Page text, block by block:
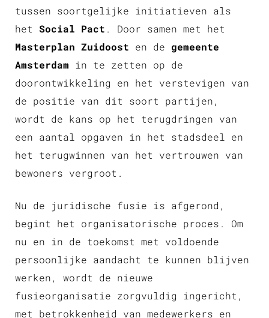
tussen soortgelijke initiatieven als
het Social Pact . Door samen met het
Masterplan Zuidoost en de gemeente
Amsterdam in te zetten op de
doorontwikkeling en het verstevigen van
de positie van dit soort partijen,
wordt de kans op het terugdringen van
een aantal opgaven in het stadsdeel en
het terugwinnen van het vertrouwen van
bewoners vergroot.
Nu de juridische fusie is afgerond,
begint het organisatorische proces. Om
nu en in de toekomst met voldoende
persoonlijke aandacht te kunnen blijven
werken, wordt de nieuwe
fusieorganisatie zorgvuldig ingericht,
met betrokkenheid van medewerkers en